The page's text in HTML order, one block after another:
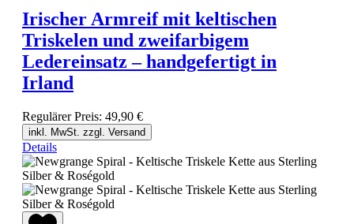
Irischer Armreif mit keltischen
Triskelen und zweifarbigem
Ledereinsatz – handgefertigt in
Irland
Regulärer Preis: 49,90 €
inkl. MwSt. zzgl. Versand
Details